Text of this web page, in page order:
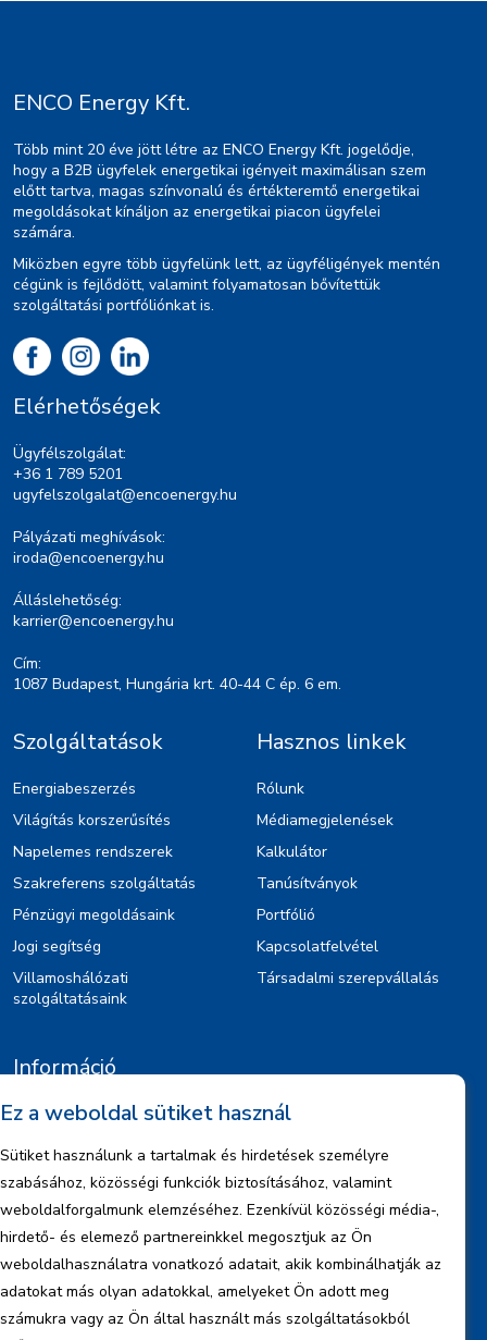
ENCO Energy Kft.
Több mint 20 éve jött létre az ENCO Energy Kft. jogelődje,
hogy a B2B ügyfelek energetikai igényeit maximálisan szem
előtt tartva, magas színvonalú és értékteremtő energetikai
megoldásokat kínáljon az energetikai piacon ügyfelei
számára.
Miközben egyre több ügyfelünk lett, az ügyféligények mentén
cégünk is fejlődött, valamint folyamatosan bővítettük
szolgáltatási portfóliónkat is.
Elérhetőségek
Ügyfélszolgálat:
+36 1 789 5201
ugyfelszolgalat@encoenergy.hu
Pályázati meghívások:
iroda@encoenergy.hu
Álláslehetőség:
karrier@encoenergy.hu
Cím:
1087 Budapest, Hungária krt. 40-44 C ép. 6 em.
Szolgáltatások
Energiabeszerzés
Világítás korszerűsítés
Napelemes rendszerek
Szakreferens szolgáltatás
Pénzügyi megoldásaink
Jogi segítség
Villamoshálózati
szolgáltatásaink
Hasznos linkek
Rólunk
Médiamegjelenések
Kalkulátor
Tanúsítványok
Portfólió
Kapcsolatfelvétel
Társadalmi szerepvállalás
Információ
Kiajánlók
Jognyilatkozat
Szerzői jogok
Adatkezelési tájékoztató
Céginformáció
Jelentések
Ez a weboldal sütiket használ
Sütiket használunk a tartalmak és hirdetések személyre
szabásához, közösségi funkciók biztosításához, valamint
weboldalforgalmunk elemzéséhez. Ezenkívül közösségi média-,
hirdető- és elemező partnereinkkel megosztjuk az Ön
weboldalhasználatra vonatkozó adatait, akik kombinálhatják az
adatokat más olyan adatokkal, amelyeket Ön adott meg
számukra vagy az Ön által használt más szolgáltatásokból